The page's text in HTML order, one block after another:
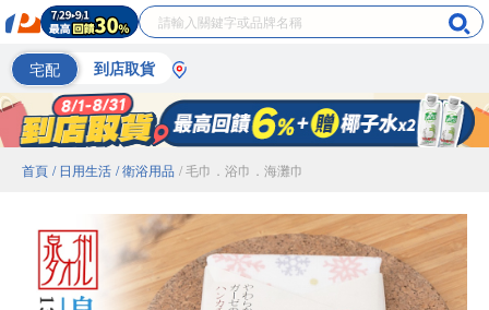
宅配 到店取貨
首頁 / 日用生活 / 衛浴用品 / 毛巾．浴巾．海灘巾